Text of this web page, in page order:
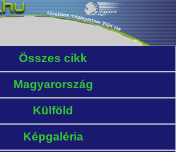
Összes cikk
Magyarország
Külföld
Képgaléria